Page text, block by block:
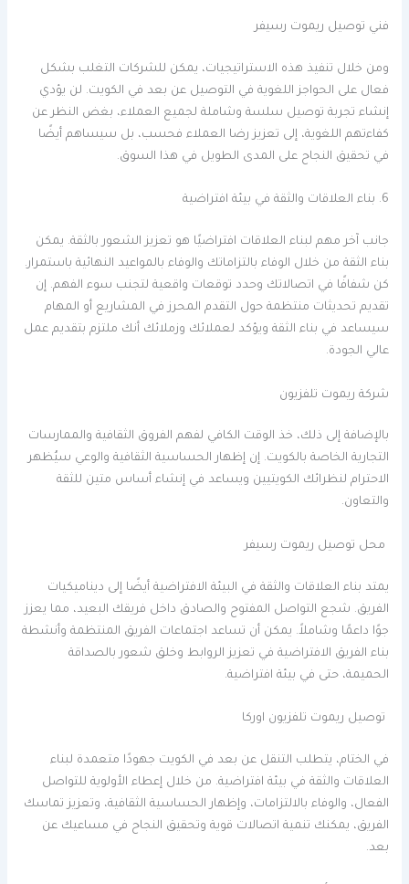
فني توصيل ريموت رسيفر
ومن خلال تنفيذ هذه الاستراتيجيات، يمكن للشركات التغلب بشكل
فعال على الحواجز اللغوية في التوصيل عن بعد في الكويت. لن يؤدي
إنشاء تجربة توصيل سلسة وشاملة لجميع العملاء، بغض النظر عن
كفاءتهم اللغوية، إلى تعزيز رضا العملاء فحسب، بل سيساهم أيضًا
في تحقيق النجاح على المدى الطويل في هذا السوق.
6. بناء العلاقات والثقة في بيئة افتراضية
جانب آخر مهم لبناء العلاقات افتراضيًا هو تعزيز الشعور بالثقة. يمكن
بناء الثقة من خلال الوفاء بالتزاماتك والوفاء بالمواعيد النهائية باستمرار.
كن شفافًا في اتصالاتك وحدد توقعات واقعية لتجنب سوء الفهم. إن
تقديم تحديثات منتظمة حول التقدم المحرز في المشاريع أو المهام
سيساعد في بناء الثقة ويؤكد لعملائك وزملائك أنك ملتزم بتقديم عمل
عالي الجودة.
شركة ريموت تلفزيون
بالإضافة إلى ذلك، خذ الوقت الكافي لفهم الفروق الثقافية والممارسات
التجارية الخاصة بالكويت. إن إظهار الحساسية الثقافية والوعي سيُظهر
الاحترام لنظرائك الكويتيين ويساعد في إنشاء أساس متين للثقة
والتعاون.
محل توصيل ريموت رسيفر
يمتد بناء العلاقات والثقة في البيئة الافتراضية أيضًا إلى ديناميكيات
الفريق. شجع التواصل المفتوح والصادق داخل فريقك البعيد، مما يعزز
جوًا داعمًا وشاملاً. يمكن أن تساعد اجتماعات الفريق المنتظمة وأنشطة
بناء الفريق الافتراضية في تعزيز الروابط وخلق شعور بالصداقة
الحميمة، حتى في بيئة افتراضية.
توصيل ريموت تلفزيون اوركا
في الختام، يتطلب التنقل عن بعد في الكويت جهودًا متعمدة لبناء
العلاقات والثقة في بيئة افتراضية. من خلال إعطاء الأولوية للتواصل
الفعال، والوفاء بالالتزامات، وإظهار الحساسية الثقافية، وتعزيز تماسك
الفريق، يمكنك تنمية اتصالات قوية وتحقيق النجاح في مساعيك عن
بعد.